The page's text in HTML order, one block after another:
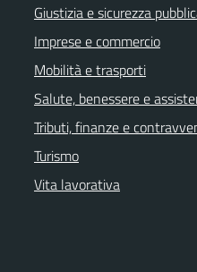
Giustizia e sicurezza
Imprese e commercio
Mobilità e trasporti
Salute, benessere e
Tributi, finanze e
Turismo
Vita lavorativa